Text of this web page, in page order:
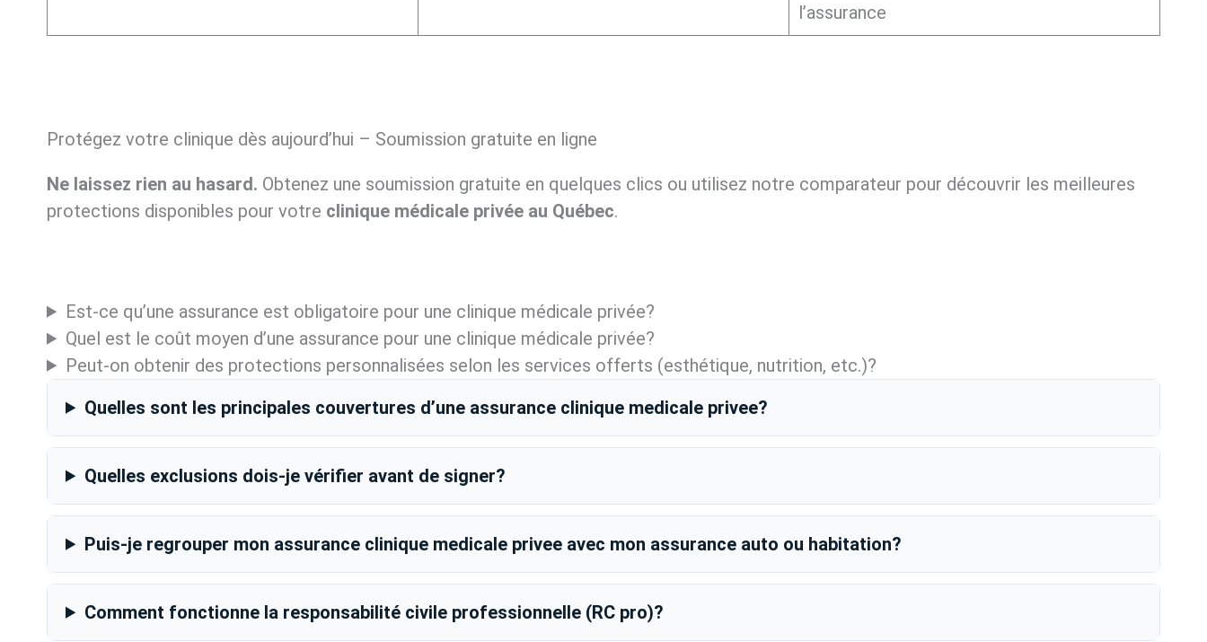
l’assurance
Protégez votre clinique dès aujourd’hui – Soumission gratuite en ligne
Ne laissez rien au hasard. Obtenez une soumission gratuite en quelques clics ou utilisez notre comparateur pour découvrir les meilleures
protections disponibles pour votre clinique médicale privée au Québec.
Est-ce qu’une assurance est obligatoire pour une clinique médicale privée?
Quel est le coût moyen d’une assurance pour une clinique médicale privée?
Peut-on obtenir des protections personnalisées selon les services offerts (esthétique, nutrition, etc.)?
Quelles sont les principales couvertures d’une assurance clinique medicale privee?
Quelles exclusions dois-je vérifier avant de signer?
Puis-je regrouper mon assurance clinique medicale privee avec mon assurance auto ou habitation?
Comment fonctionne la responsabilité civile professionnelle (RC pro)?